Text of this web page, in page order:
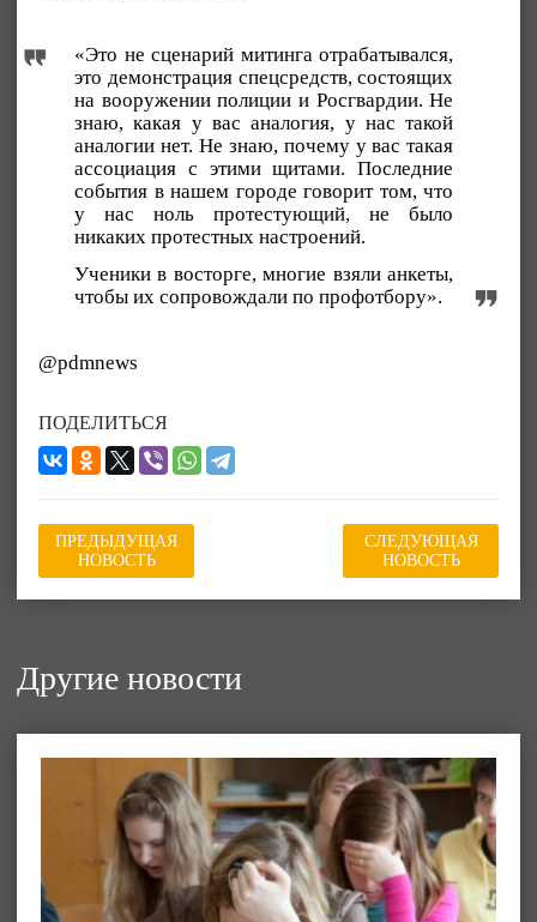
«Это не сценарий митинга отрабатывался,
это демонстрация спецсредств, состоящих
на вооружении полиции и Росгвардии. Не
знаю, какая у вас аналогия, у нас такой
аналогии нет. Не знаю, почему у вас такая
ассоциация с этими щитами. Последние
события в нашем городе говорит том, что
у нас ноль протестующий, не было
никаких протестных настроений.
Ученики в восторге, многие взяли анкеты,
чтобы их сопровождали по профотбору».
@pdmnews
ПОДЕЛИТЬСЯ
ПРЕДЫДУЩАЯ
НОВОСТЬ
СЛЕДУЮЩАЯ
НОВОСТЬ
Другие новости